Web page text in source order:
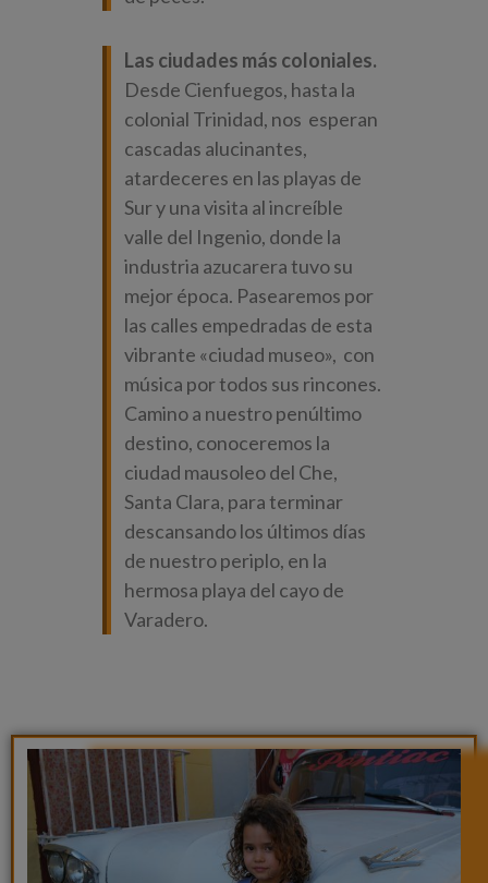
Las ciudades más coloniales.
Desde Cienfuegos, hasta la
colonial Trinidad, nos esperan
cascadas alucinantes,
atardeceres en las playas de
Sur y una visita al increíble
valle del Ingenio, donde la
industria azucarera tuvo su
mejor época. Pasearemos por
las calles empedradas de esta
vibrante «ciudad museo», con
música por todos sus rincones.
Camino a nuestro penúltimo
destino, conoceremos la
ciudad mausoleo del Che,
Santa Clara, para terminar
descansando los últimos días
de nuestro periplo, en la
hermosa playa del cayo de
Varadero.